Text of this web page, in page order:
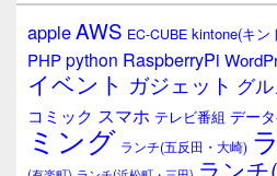
ウ
ィ
ジ
ェ
ア
appleAWS EC-CUBE kintone(キン
PHPpython RaspberryPi
イベント ガジェット グ
コミック スマホ テレビ番組 デー
ミング ランチ(五反田・大崎)